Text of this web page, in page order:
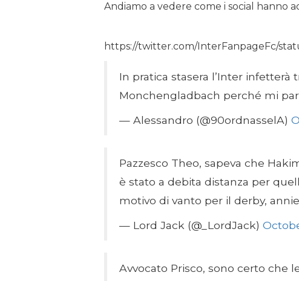
Andiamo a vedere come i social hanno
https://twitter.com/InterFanpageFc/
In pratica stasera l’Inter
Monchengladbach perché mi
— Alessandro (@90ordnasselA)
Pazzesco Theo, sapeva che
è stato a debita distanza per
motivo di vanto per il derby,
— Lord Jack (@_LordJack)
Avvocato Prisco, sono certo che